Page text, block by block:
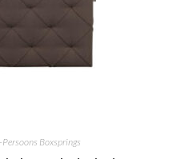
Boxsprings